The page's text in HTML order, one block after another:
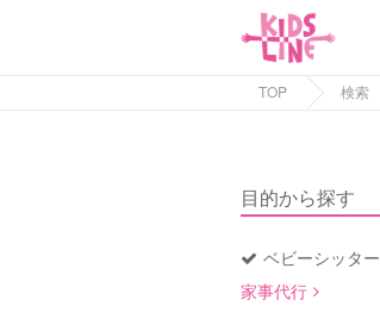
TOP 検索
目的から探す
ベビーシッター
家事代行